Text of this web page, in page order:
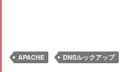
APACHE DNSルックアップ